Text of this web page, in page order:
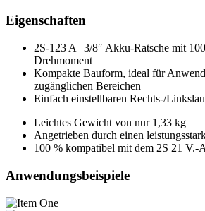
Eigenschaften
2S-123 A | 3/8″ Akku-Ratsche mit
Drehmoment
Kompakte Bauform, ideal für
zugänglichen Bereichen
Einfach einstellbaren Rechts-/
Leichtes Gewicht von nur 1,33 kg
Angetrieben durch einen
100 % kompatibel mit dem 2S 21 V.-
Anwendungsbeispiele